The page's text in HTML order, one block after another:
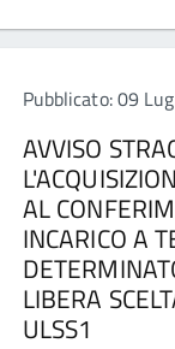
Pubblicato: 09
AVVISO
AL
INCARICO A
LIBERA
ULSS1